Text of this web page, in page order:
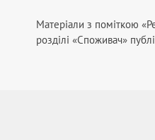
Матеріали з поміткою
розділі «Споживач»